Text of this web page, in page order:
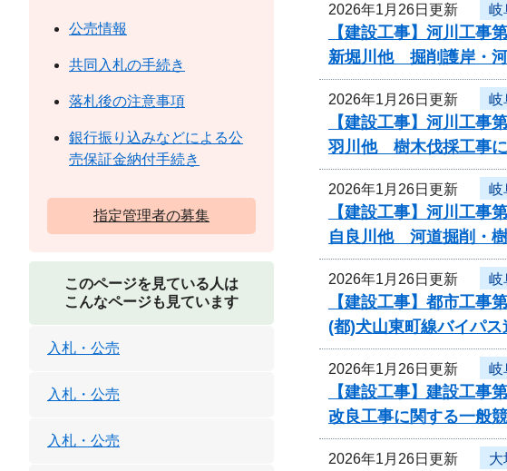
2026年1月26日更新 岐
【建設工事】河川工
新堀川他 掘削護岸・
2026年1月26日更新 岐
【建設工事】河川工
羽川他 樹木伐採工事
2026年1月26日更新 岐
【建設工事】河川工
自良川他 河道掘削・
2026年1月26日更新 岐
【建設工事】都市工事
(都)犬山東町線バイパ
2026年1月26日更新 岐
【建設工事】建設工
改良工事に関する一般
2026年1月26日更新 大
公売情報
共同入札の手続き
落札後の注意事項
銀行振り込みなどによる公
売保証金納付手続き
指定管理者の募集
このページを見ている人は
こんなページも見ています
入札・公売
入札・公売
入札・公売